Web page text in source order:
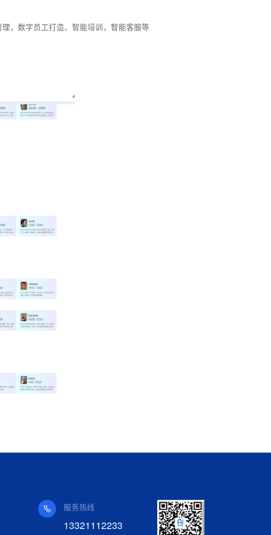
，数字员工打造、智能培训，智能客服等
服务热线
13321112233